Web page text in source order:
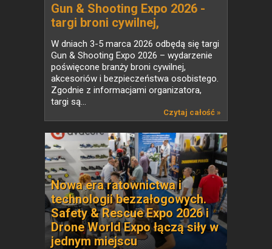
Gun & Shooting Expo 2026 -
targi broni cywilnej,
akcesoriów i bezpieczeństwa
osobistego
W dniach 3-5 marca 2026 odbędą się targi
Gun & Shooting Expo 2026 – wydarzenie
poświęcone branży broni cywilnej,
akcesoriów i bezpieczeństwa osobistego.
Zgodnie z informacjami organizatora,
targi są...
Czytaj całość »
Nowa era ratownictwa i
technologii bezzałogowych.
Safety & Rescue Expo 2026 i
Drone World Expo łączą siły w
jednym miejscu